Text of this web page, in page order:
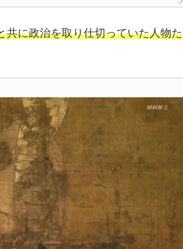
共に政治を取り仕切っていた人物た